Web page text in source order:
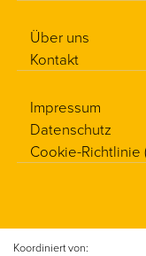
Über uns
Kontakt
Impressum
Datenschutz
Cookie-Richtlinie
Koordiniert von: